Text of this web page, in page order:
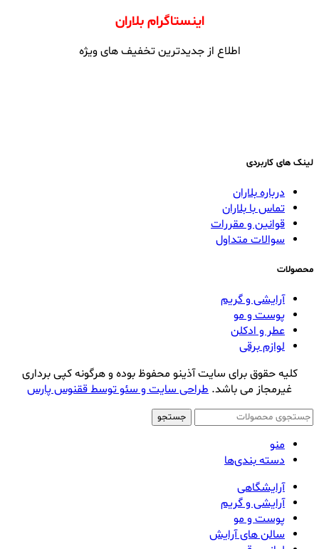
اینستاگرام بلاران
اطلاع از جدیدترین تخفیف های ویژه
لینک های کاربردی
درباره بلاران
تماس با بلاران
قوانین و مقررات
سوالات متداول
محصولات
آرایشی و گریم
پوست و مو
عطر و ادکلن
لوازم برقی
کلیه حقوق برای سایت آذینو محفوظ بوده و هرگونه کپی برداری
غیرمجاز می باشد. طراحی سایت و سئو توسط ققنوس پارس
جستجو
منو
دسته بندی‌ها
آرایشگاهی
آرایشی و گریم
پوست و مو
سالن های آرایش